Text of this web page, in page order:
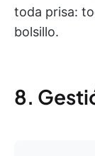
toda prisa:
bolsillo.
8.